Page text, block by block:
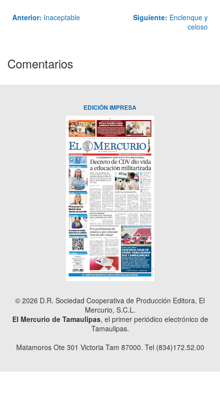
Anterior: Inaceptable Siguiente: Enclenque y
celoso
Comentarios
EDICIÓN IMPRESA
© 2026 D.R. Sociedad Cooperativa de Producción Editora, El
Mercurio, S.C.L.
El Mercurio de Tamaulipas, el primer periódico electrónico de
Tamaulipas.
Matamoros Ote 301 Victoria Tam 87000. Tel (834)172.52.00